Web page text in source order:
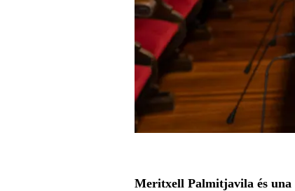
Meritxell Palmitjavila és una